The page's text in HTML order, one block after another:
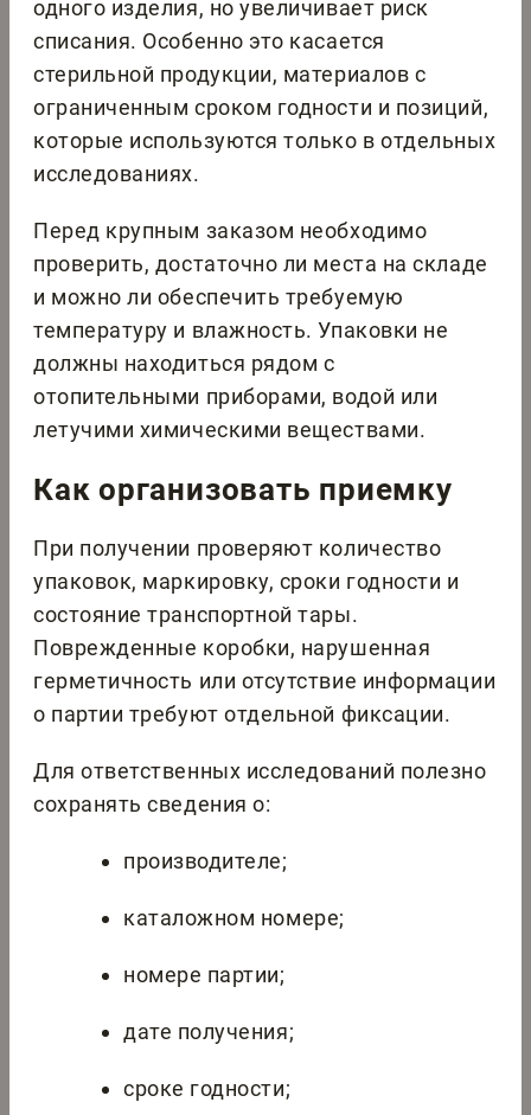
одного изделия, но увеличивает риск
списания. Особенно это касается
стерильной продукции, материалов с
ограниченным сроком годности и позиций,
которые используются только в отдельных
исследованиях.
Перед крупным заказом необходимо
проверить, достаточно ли места на складе
и можно ли обеспечить требуемую
температуру и влажность. Упаковки не
должны находиться рядом с
отопительными приборами, водой или
летучими химическими веществами.
Как организовать приемку
При получении проверяют количество
упаковок, маркировку, сроки годности и
состояние транспортной тары.
Поврежденные коробки, нарушенная
герметичность или отсутствие информации
о партии требуют отдельной фиксации.
Для ответственных исследований полезно
сохранять сведения о:
производителе;
каталожном номере;
номере партии;
дате получения;
сроке годности;